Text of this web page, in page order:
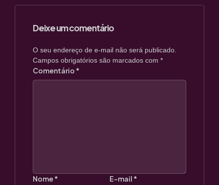
Deixe um comentário
O seu endereço de e-mail não será publicado.
Campos obrigatórios são marcados com *
Comentário *
Nome* E-mail *